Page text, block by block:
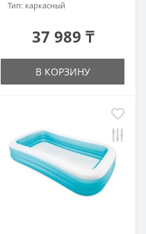
Тип: каркасный
37 989 ₸
В КОРЗИНУ